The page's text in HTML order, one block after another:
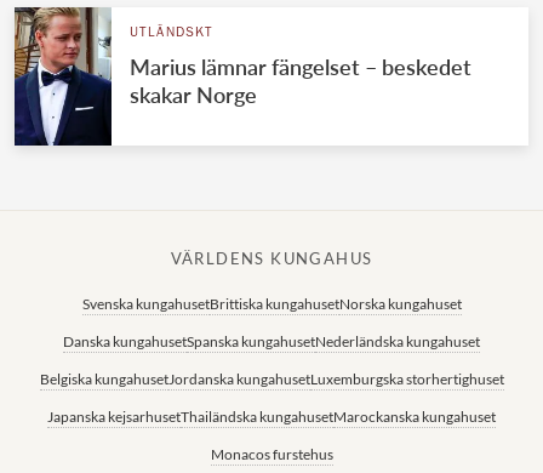
UTLÄNDSKT
Marius lämnar fängelset – beskedet
skakar Norge
VÄRLDENS KUNGAHUS
Svenska kungahusetBrittiska kungahusetNorska kungahuset
Danska kungahusetSpanska kungahusetNederländska kungahuset
Belgiska kungahusetJordanska kungahusetLuxemburgska storhertighuset
Japanska kejsarhusetThailändska kungahusetMarockanska kungahuset
Monacos furstehus